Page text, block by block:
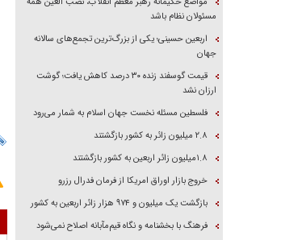
مسئولان نظام باشد
اربعین حسینی؛ یکی از بزرگ‌ترین تجمع‌های سالانه
جهان
قیمت گوسفند زنده ۳۰ درصد کاهش یافت؛ گوشت
ارزان نشد
فلسطین مسئله نخست جهان اسلام به شمار می‌رود
۲.۸ میلیون زائر به کشور بازگشتند
۱.۸میلیون زائر اربعین به کشور بازگشتند
خروج بازار اوراق امریکا از فرمان فدرال رزرو
بازگشت یک میلیون و ۹۷۴ هزار زائر اربعین به کشور
فرهنگ با بخشنامه و نگاه قیم‌مآبانه اصلاح نمی‌شود